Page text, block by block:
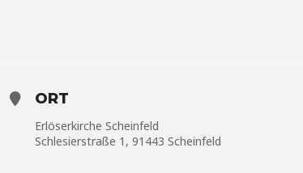
ORT
Erlöserkirche Scheinfeld
Schlesierstraße 1, 91443 Scheinfeld